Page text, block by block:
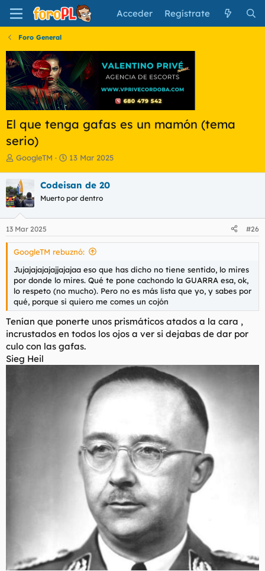
Acceder Regístrate
Foro General
El que tenga gafas es un mamón (tema
serio)
I
c
i
a
d
o
r
d
l
t
e
m
GoogleTM
F
h
a
e
n
i
i
o
13 Mar 2025
Codeisan de 20
Muerto por dentro
13 Mar 2025 #26
GoogleTM rebuznó:
Jujajajajajajjajajaa eso que has dicho no tiene sentido, lo mires
por donde lo mires. Qué te pone cachondo la GUARRA esa, ok,
lo respeto (no mucho). Pero no es más lista que yo, y sabes por
qué, porque si quiero me comes un cojón
Tenían que ponerte unos prismáticos atados a la cara ,
incrustados en todos los ojos a ver si dejabas de dar por
culo con las gafas.
Sieg Heil